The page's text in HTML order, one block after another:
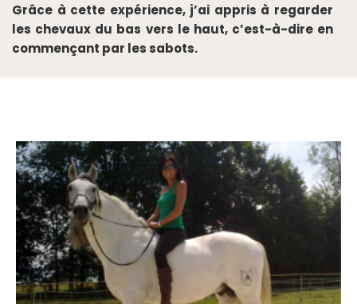
Grâce à cette expérience, j’ai appris à regarder
les chevaux du bas vers le haut, c’est-à-dire en
commençant par les sabots.